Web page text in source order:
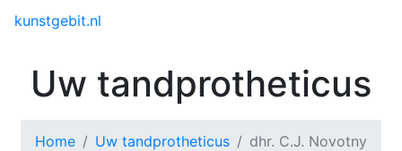
kunstgebit.nl
Uw tandprotheticus
Home Uw tandprotheticus dhr. C.J. Novotny